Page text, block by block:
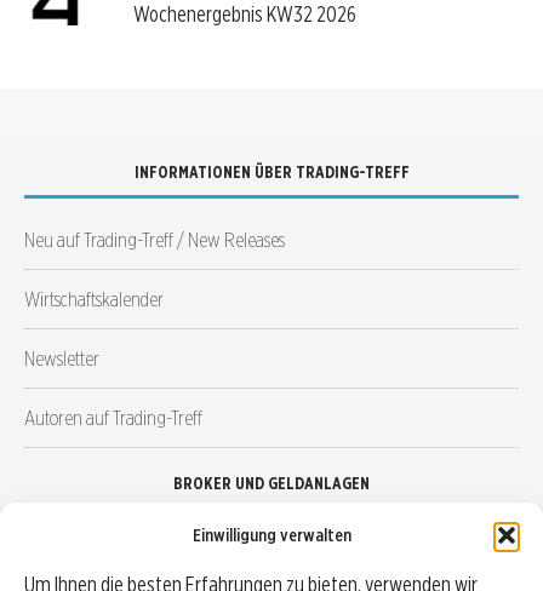
Einwilligung verwalten
Um Ihnen die besten Erfahrungen zu bieten, verwenden wir
Wochenergebnis KW32 2026
INFORMATIONEN ÜBER TRADING-TREFF
Neu auf Trading-Treff / New Releases
Wirtschaftskalender
Newsletter
Autoren auf Trading-Treff
BROKER UND GELDANLAGEN